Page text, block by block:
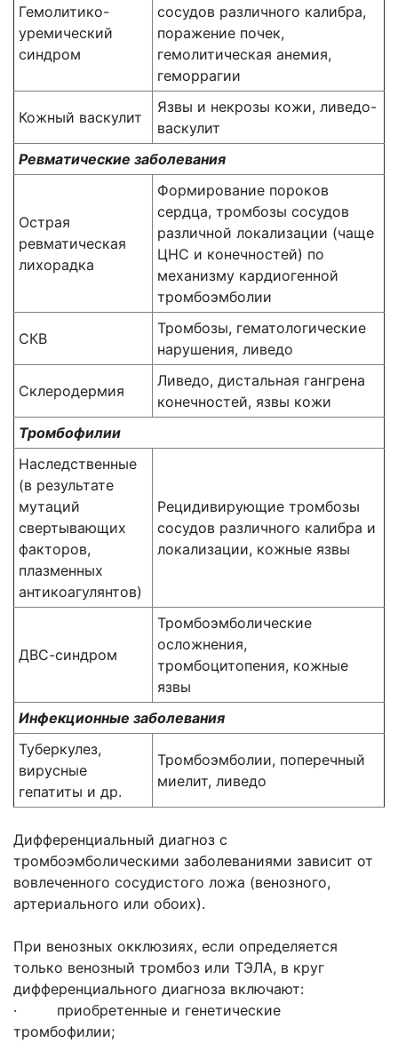
Гемолитико-
уремический
синдром
сосудов различного калибра,
поражение почек,
гемолитическая анемия,
геморрагии
Кожный васкулит
Язвы и некрозы кожи, ливедо-
васкулит
Ревматические заболевания
Острая
ревматическая
лихорадка
Формирование пороков
сердца, тромбозы сосудов
различной локализации (чаще
ЦНС и конечностей) по
механизму кардиогенной
тромбоэмболии
СКВ
Тромбозы, гематологические
нарушения, ливедо
Склеродермия
Ливедо, дистальная гангрена
конечностей, язвы кожи
Тромбофилии
Наследственные
(в результате
мутаций
свертывающих
факторов,
плазменных
антикоагулянтов)
Рецидивирующие тромбозы
сосудов различного калибра и
локализации, кожные язвы
ДВС-синдром
Тромбоэмболические
осложнения,
тромбоцитопения, кожные
язвы
Инфекционные заболевания
Туберкулез,
вирусные
гепатиты и др.
Тромбоэмболии, поперечный
миелит, ливедо
Дифференциальный диагноз с
тромбоэмболическими заболеваниями зависит от
вовлеченного сосудистого ложа (венозного,
артериального или обоих).
При венозных окклюзиях, если определяется
только венозный тромбоз или ТЭЛА, в круг
дифференциального диагноза включают:
· приобретенные и генетические
тромбофилии;